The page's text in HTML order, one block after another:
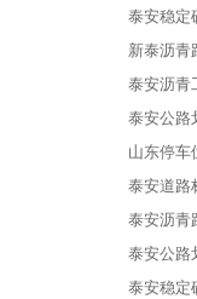
泰安稳定
新泰沥青
泰安沥青
泰安公路
山东停车
泰安道路
泰安沥青
泰安公路
泰安稳定